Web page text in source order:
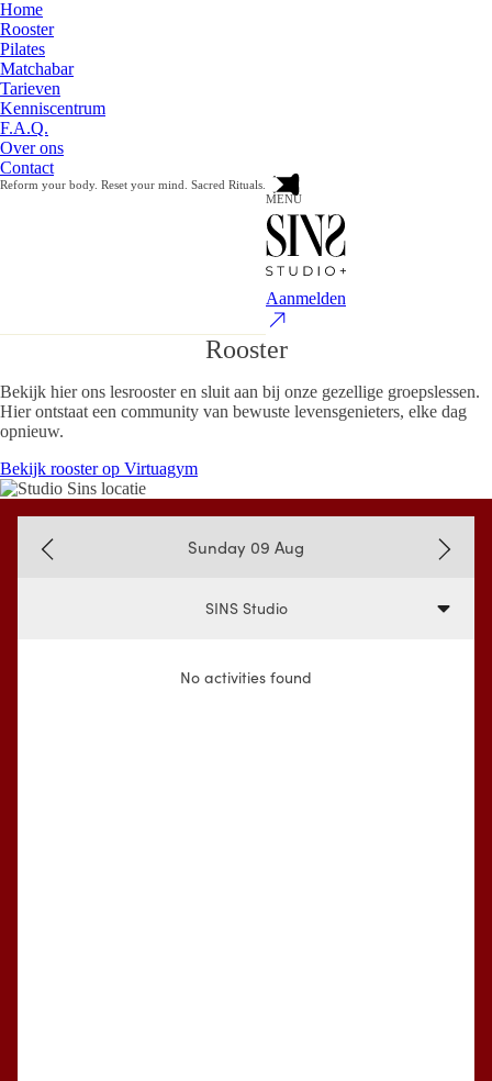
Home
Rooster
Pilates
Matchabar
Tarieven
Kenniscentrum
F.A.Q.
Over ons
Contact
Reform your body. Reset your mind. Sacred Rituals.
MENU
Aanmelden
Rooster
Bekijk hier ons lesrooster en sluit aan bij onze gezellige groepslessen.
Hier ontstaat een community van bewuste levensgenieters, elke dag
opnieuw.
Bekijk rooster op Virtuagym